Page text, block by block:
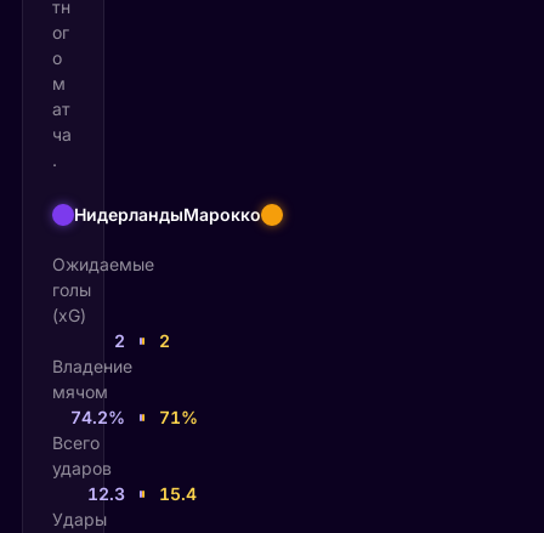
тн
ог
о
м
ат
ча
.
НидерландыМарокко
Ожидаемые
голы
(xG)
2
2
Владение
мячом
74.2%
71%
Всего
ударов
12.3
15.4
Удары